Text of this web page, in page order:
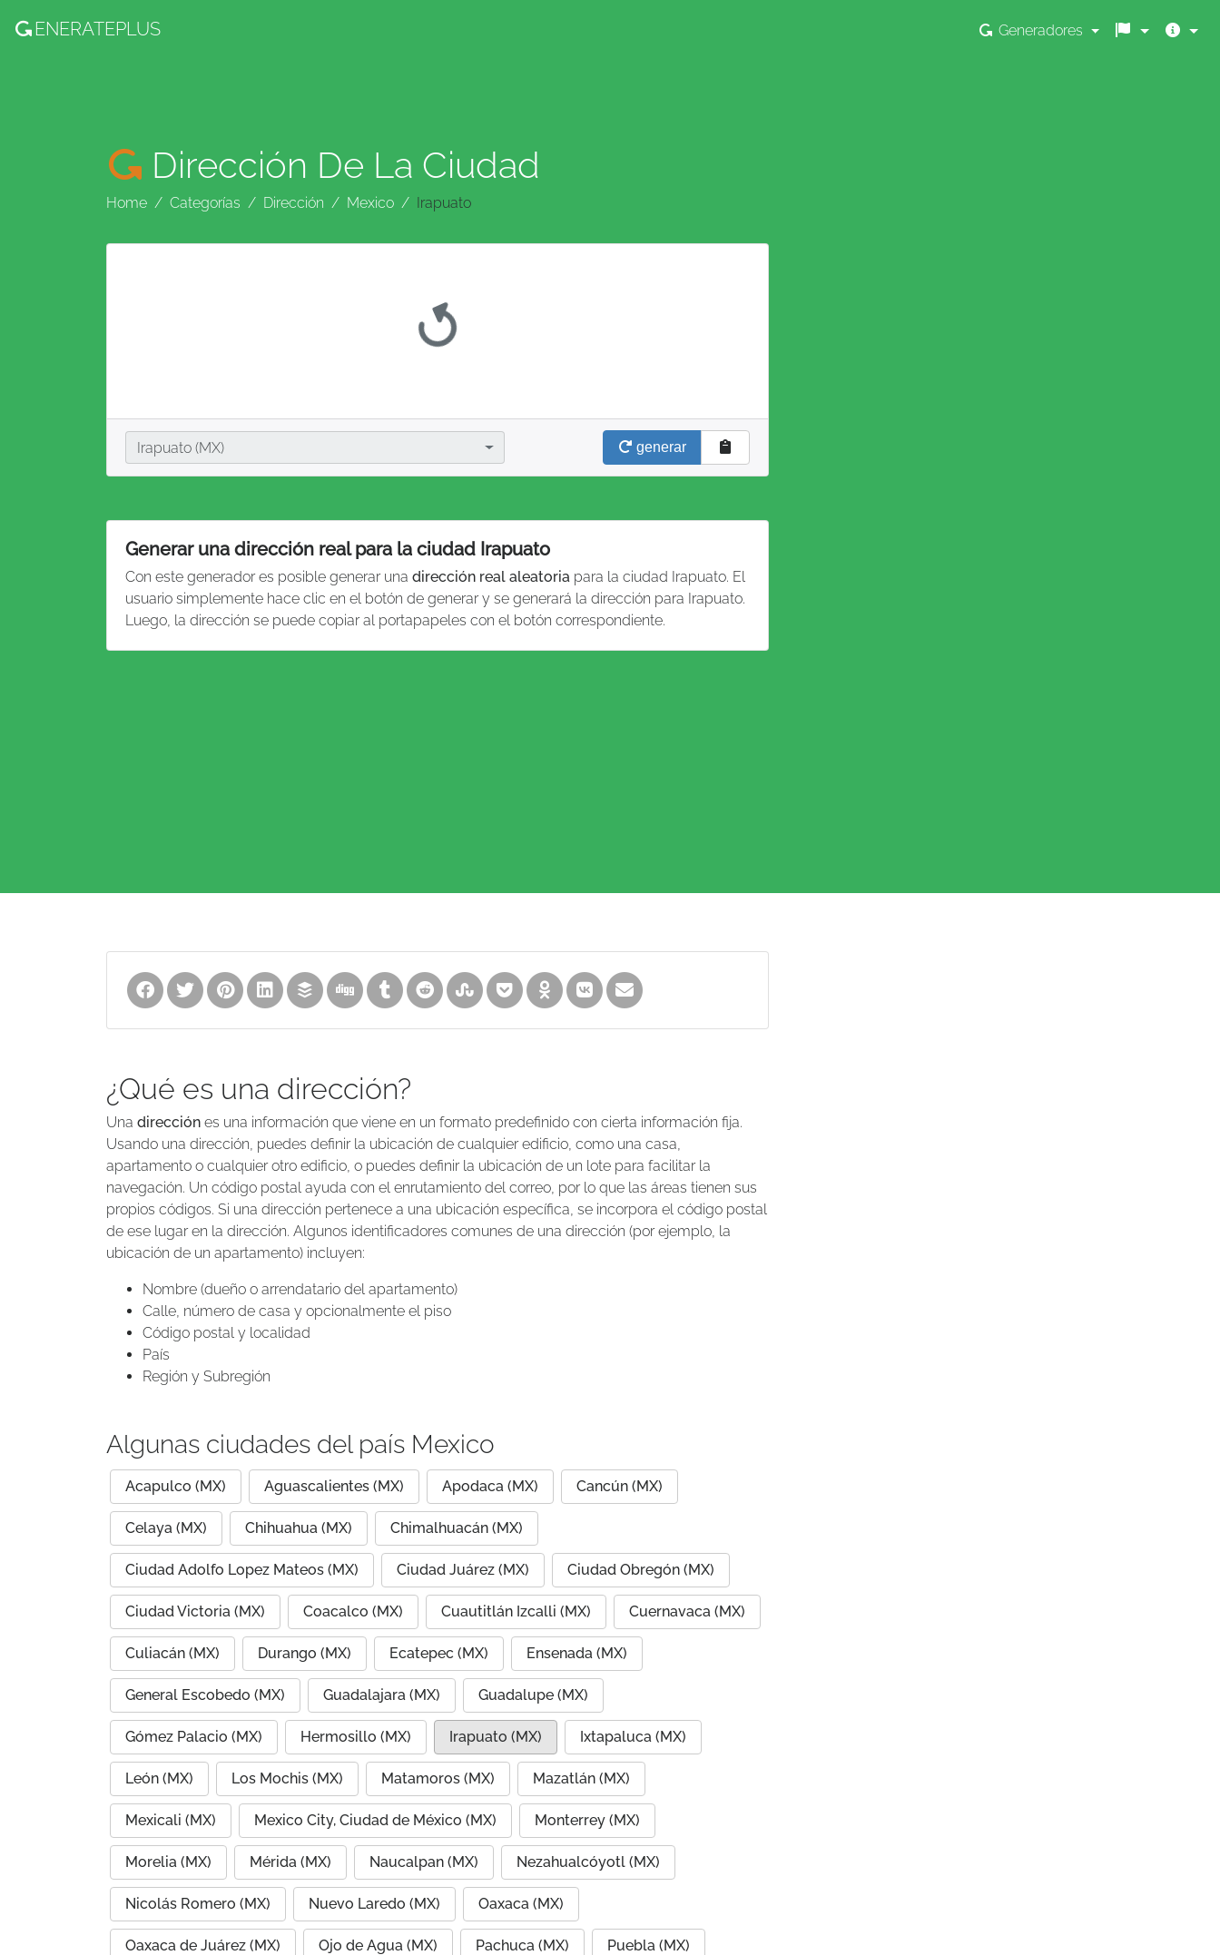
ENERATEPLUS Generadores
Dirección De La Ciudad
Home Categorías Dirección Mexico Irapuato
Ciudad
Irapuato (MX)
generar
Generar una dirección real para la ciudad Irapuato
Con este generador es posible generar una dirección real aleatoria para la ciudad Irapuato. El
usuario simplemente hace clic en el botón de generar y se generará la dirección para Irapuato.
Luego, la dirección se puede copiar al portapapeles con el botón correspondiente.
¿Qué es una dirección?
Una dirección es una información que viene en un formato predefinido con cierta información fija.
Usando una dirección, puedes definir la ubicación de cualquier edificio, como una casa,
apartamento o cualquier otro edificio, o puedes definir la ubicación de un lote para facilitar la
navegación. Un código postal ayuda con el enrutamiento del correo, por lo que las áreas tienen sus
propios códigos. Si una dirección pertenece a una ubicación específica, se incorpora el código postal
de ese lugar en la dirección. Algunos identificadores comunes de una dirección (por ejemplo, la
ubicación de un apartamento) incluyen:
Nombre (dueño o arrendatario del apartamento)
Calle, número de casa y opcionalmente el piso
Código postal y localidad
País
Región y Subregión
Algunas ciudades del país Mexico
Acapulco (MX) Aguascalientes (MX) Apodaca (MX) Cancún (MX)
Celaya (MX) Chihuahua (MX) Chimalhuacán (MX)
Ciudad Adolfo Lopez Mateos (MX) Ciudad Juárez (MX) Ciudad Obregón (MX)
Ciudad Victoria (MX) Coacalco (MX) Cuautitlán Izcalli (MX) Cuernavaca (MX)
Culiacán (MX) Durango (MX) Ecatepec (MX) Ensenada (MX)
General Escobedo (MX) Guadalajara (MX) Guadalupe (MX)
Gómez Palacio (MX) Hermosillo (MX) Irapuato (MX) Ixtapaluca (MX)
León (MX) Los Mochis (MX) Matamoros (MX) Mazatlán (MX)
Mexicali (MX) Mexico City, Ciudad de México (MX) Monterrey (MX)
Morelia (MX) Mérida (MX) Naucalpan (MX) Nezahualcóyotl (MX)
Nicolás Romero (MX) Nuevo Laredo (MX) Oaxaca (MX)
Oaxaca de Juárez (MX) Ojo de Agua (MX) Pachuca (MX) Puebla (MX)